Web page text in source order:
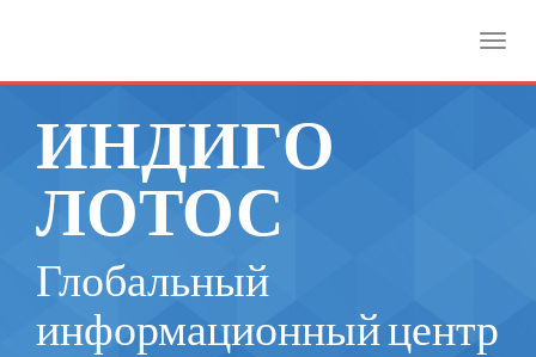
ИНДИГО
ЛОТОС
Глобальный
информационный центр